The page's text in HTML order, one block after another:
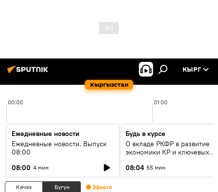
Кыргызстан
КЫРГ
00:00 01:00
Ежедневные новости
Ежедневные новости. Выпуск
08:00
08:00 4 мин
Будь в курсе
О вкладе РКФР в развитие
экономики КР и ключевых
08:04 55 мин
Кечээ Бүгүн Эфирге